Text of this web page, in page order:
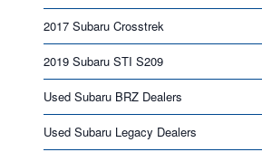
2017 Subaru Crosstrek
2019 Subaru STI S209
Used Subaru BRZ Dealers
Used Subaru Legacy Dealers